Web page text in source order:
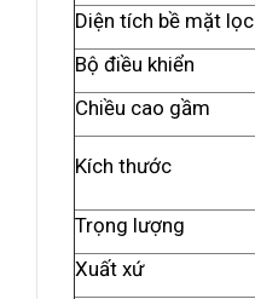
Diện tích bề mặt lọc
Bộ điều khiển
Chiều cao gầm
Kích thước
Trọng lượng
Xuất xứ